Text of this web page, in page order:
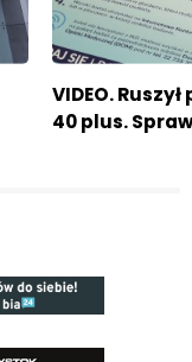
VIDEO.
40 plus.